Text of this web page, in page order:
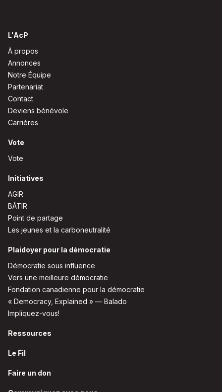
L'AcP
À propos
Annonces
Notre Équipe
Partenariat
Contact
Deviens bénévole
Carrières
Vote
Vote
Initiatives
AGIR
BÂTIR
Point de partage
Les jeunes et la carboneutralité
Plaidoyer pour la démocratie
Démocratie sous influence
Vers une meilleure démocratie
Fondation canadienne pour la démocratie
« Democracy, Explained » — Balado
Impliquez-vous!
Ressources
Le Fil
Faire un don